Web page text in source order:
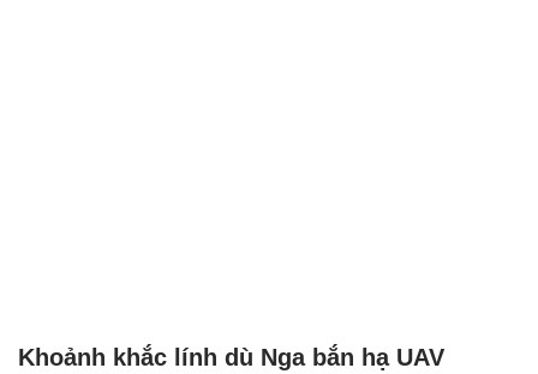
Khoảnh khắc lính dù Nga bắn hạ UAV